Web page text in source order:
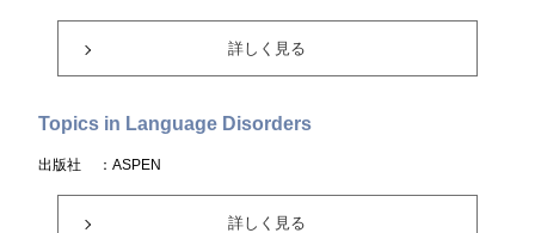
詳しく見る
Topics in Language Disorders
出版社 ：ASPEN
詳しく見る